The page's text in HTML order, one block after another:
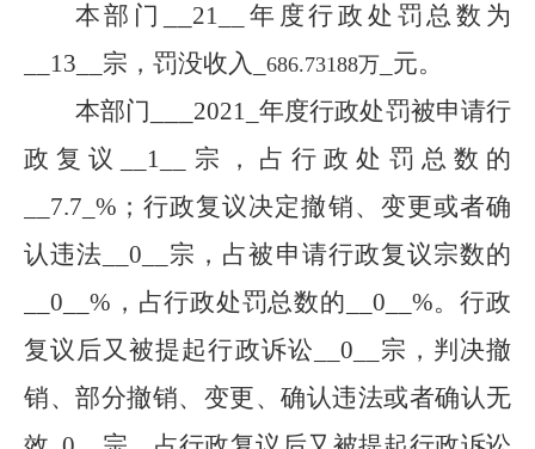
本部门
21 __年度行政处罚总数为
13 __宗，罚没收入_ 686.73188万 _元。
本部门
2021 _年度行政处罚被申请行
政复议__ 1 __宗，占行政处罚总数的
7.7 _%；行政复议决定撤销、变更或者确
认违法__0 __宗，占被申请行政复议宗数的
0 __%，占行政处罚总数的__ 0 __%。行政
复议后又被提起行政诉讼__ 0 __宗，判决撤
销、部分撤销、变更、确认违法或者确认无